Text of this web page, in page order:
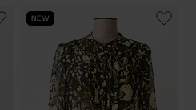
NEW